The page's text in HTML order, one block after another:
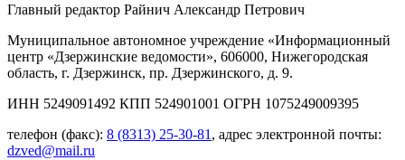
Главный редактор Райнич Александр Петрович
Муниципальное автономное учреждение «Информационный
центр «Дзержинские ведомости», 606000, Нижегородская
область, г. Дзержинск, пр. Дзержинского, д. 9.
ИНН 5249091492 КПП 524901001 ОГРН 1075249009395
телефон (факс): 8 (8313) 25-30-81 , адрес электронной почты:
dzved@mail.ru